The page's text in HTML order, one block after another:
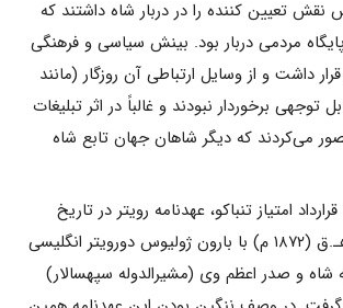
تعیین کننده را در دربار شاه داشتند که
مردمی ‌دربار بود. بینش سیاسی و فرهنگی
داشت و از وسایل ارتباطی آن روزگار (مانند
توجهی برخوردار نبودند و غالباً در اثر تبلیغات
می‌کردند که دیگر شاهان جهان تابع شاه
امتیاز تنباکو، عهدنامه رویتر در تاریخ
۱۲۸۹ هـ.ق (۱۸۷۲ م) با بارون ژولیوس دورویتر انگلیسی
شاه و صدر اعظم وی (مشیرالدوله سپهسالار)